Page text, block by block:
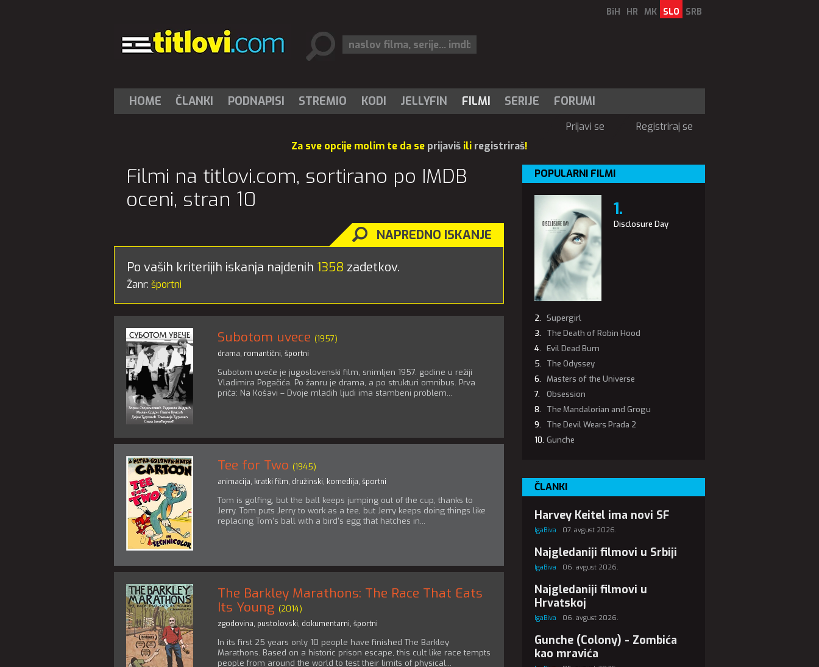
BiH HR MK SLO SRB
HOME ČLANKI PODNAPISI STREMIO KODI JELLYFIN FILMI SERIJE FORUMI
Prijavi se
Registriraj se
Za sve opcije molim te da se prijaviš ili registriraš!
Filmi na titlovi.com, sortirano po IMDB
oceni, stran 10
NAPREDNO ISKANJE
Po vaših kriterijih iskanja najdenih 1358 zadetkov.
Žanr: športni
Subotom uvece (1957)
drama, romantični, športni
Subotom uveče je jugoslovenski film, snimljen 1957. godine u režiji
Vladimira Pogačića. Po žanru je drama, a po strukturi omnibus. Prva
priča: Na Košavi – Dvoje mladih ljudi ima stambeni problem...
Tee for Two (1945)
animacija, kratki film, družinski, komedija, športni
Tom is golfing, but the ball keeps jumping out of the cup, thanks to
Jerry. Tom puts Jerry to work as a tee, but Jerry keeps doing things like
replacing Tom's ball with a bird's egg that hatches in...
The Barkley Marathons: The Race That Eats
Its Young (2014)
zgodovina, pustolovski, dokumentarni, športni
In its first 25 years only 10 people have finished The Barkley
Marathons. Based on a historic prison escape, this cult like race tempts
people from around the world to test their limits of physical...
POPULARNI FILMI
Disclosure Day
Supergirl
The Death of Robin Hood
Evil Dead Burn
The Odyssey
Masters of the Universe
Obsession
The Mandalorian and Grogu
The Devil Wears Prada 2
Gunche
ČLANKI
Harvey Keitel ima novi SF
IgaBiva 07. avgust 2026.
Najgledaniji filmovi u Srbiji
IgaBiva 06. avgust 2026.
Najgledaniji filmovi u
Hrvatskoj
IgaBiva 06. avgust 2026.
Gunche (Colony) - Zombića
kao mravića